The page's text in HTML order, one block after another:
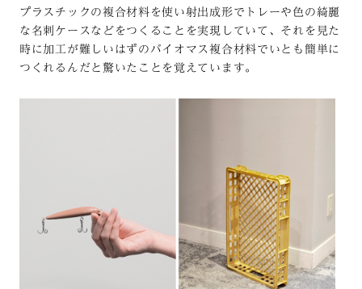
プラスチックの複合材料を使い射出成形でトレーや色の綺麗
な名刺ケースなどをつくることを実現していて、それを見た
時に加工が難しいはずのバイオマス複合材料でいとも簡単に
つくれるんだと驚いたことを覚えています。